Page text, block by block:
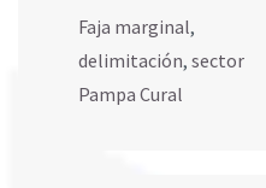
Faja marginal,
delimitación, sector
Pampa Cural